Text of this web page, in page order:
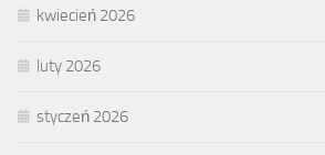
kwiecień 2026
luty 2026
styczeń 2026